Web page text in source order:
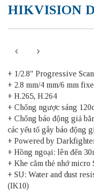
HIKVISION
+ 1/2.8″ Progressive
+ 2.8 mm/4 mm/6 mm
+ H.265, H.264
+ Chống ngược sáng
+ Chống báo động giả
các yếu tố gây báo động
+ Powered by
+ Hồng ngoại: lên đến
+ Khe cắm thẻ nhớ
+ SU: Water and dust
(IK10)